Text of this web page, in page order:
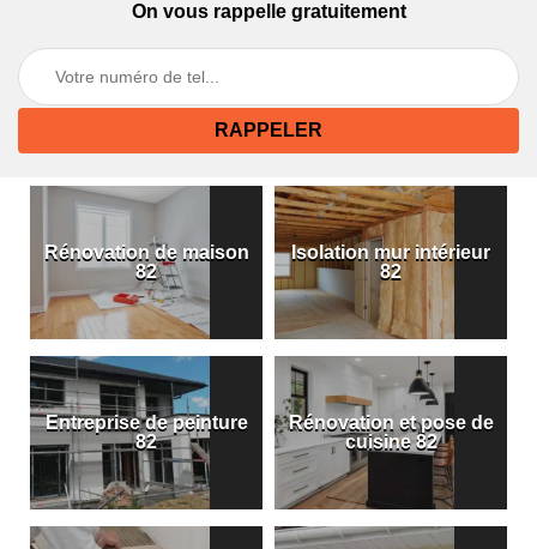
On vous rappelle gratuitement
Rénovation de maison
82
Isolation mur intérieur
82
Entreprise de peinture
82
Rénovation et pose de
cuisine 82